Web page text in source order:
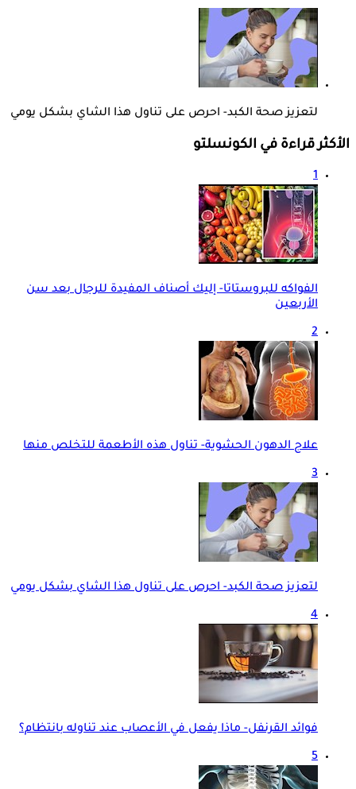
لتعزيز صحة الكبد- احرص على تناول هذا الشاي بشكل يومي
الأكثر قراءة في الكونسلتو
1
الفواكه للبروستاتا- إليك أصناف المفيدة للرجال بعد سن
الأربعين
2
علاج الدهون الحشوية- تناول هذه الأطعمة للتخلص منها
3
لتعزيز صحة الكبد- احرص على تناول هذا الشاي بشكل يومي
4
فوائد القرنفل- ماذا يفعل في الأعصاب عند تناوله بانتظام؟
5